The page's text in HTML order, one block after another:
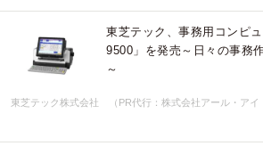
東芝テック、事務用コンピ
9500」を発売～日々の事務
～
東芝テック株式会社 （PR代行：株式会社アール・アイ